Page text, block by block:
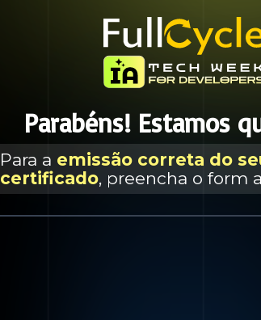
Parabéns! Estamos
Para a emissão correta do
certificado, preencha o form